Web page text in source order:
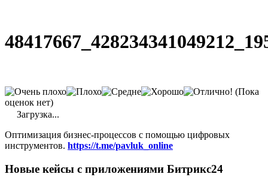
(Пока
оценок нет)
Загрузка...
Оптимизация бизнес-процессов с помощью цифровых
инструментов. https://t.me/pavluk_online
Новые кейсы с приложениями Битрикс24